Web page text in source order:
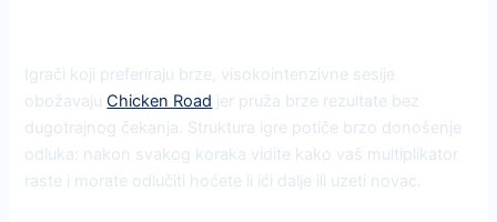
Igrači koji preferiraju brze, visokointenzivne sesije
obožavajuChicken Road jer pruža brze rezultate bez
dugotrajnog čekanja. Struktura igre potiče brzo donošenje
odluka: nakon svakog koraka vidite kako vaš multiplikator
raste i morate odlučiti hoćete li ići dalje ili uzeti novac.